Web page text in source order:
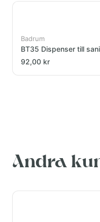
Badrum
BT35 Dispenser till
92,00 kr
Andra